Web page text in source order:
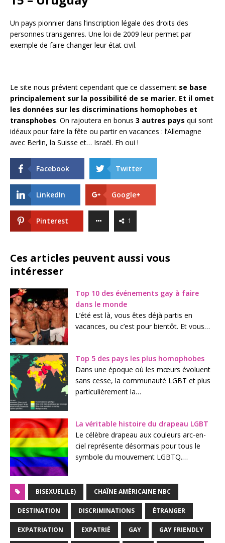
Un pays pionnier dans l’inscription légale des droits des
personnes transgenres. Une loi de 2009 leur permet par
exemple de faire changer leur état civil.
Le site nous prévient cependant que ce classement se base
principalement sur la possibilité de se marier. Et il omet
les données sur les discriminations homophobes et
transphobes. On rajoutera en bonus 3 autres pays qui sont
idéaux pour faire la fête ou partir en vacances : l’Allemagne
avec Berlin, la Suisse et… Israël. Eh oui !
Facebook Twitter
LinkedIn Google+
Pinterest 1
Ces articles peuvent aussi vous
intéresser
Top 10 des événements gay à faire
dans le monde
L’été est là, vous êtes déjà partis en
vacances, ou c’est pour bientôt. Et vous…
Top 5 des pays les plus homophobes
Dans une époque où les mœurs évoluent
sans cesse, la communauté LGBT et plus
particulièrement la…
La véritable histoire du drapeau LGBT
Le célèbre drapeau aux couleurs arc-en-
ciel représente désormais pour tous le
symbole du mouvement LGBTQ.…
BISEXUEL(LE) CHAÎNE AMÉRICAINE NBC
DESTINATION DISCRIMINATIONS ÉTRANGER
EXPATRIATION EXPATRIÉ GAY GAY FRIENDLY